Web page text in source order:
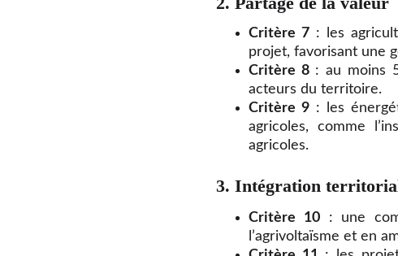
Critère 7: les
projet, favorisant une
Critère 8: au moins
acteurs du territoire.
Critère 9: les
agricoles, comme
agricoles.
3. Intégration
Critère 10: une
l’agrivoltaïsme et en